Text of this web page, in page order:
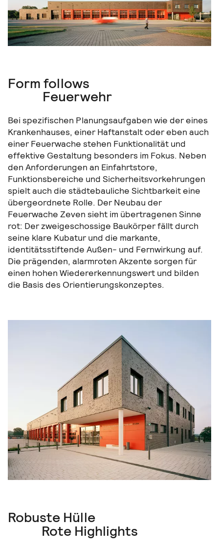
Form follows
Feuerwehr
Bei spezifischen Planungsaufgaben wie der eines
Krankenhauses, einer Haftanstalt oder eben auch
einer Feuerwache stehen Funktionalität und
effektive Gestaltung besonders im Fokus. Neben
den Anforderungen an Einfahrtstore,
Funktionsbereiche und Sicherheitsvorkehrungen
spielt auch die städtebauliche Sichtbarkeit eine
übergeordnete Rolle. Der Neubau der
Feuerwache Zeven sieht im übertragenen Sinne
rot: Der zweigeschossige Baukörper fällt durch
seine klare Kubatur und die markante,
identitätsstiftende Außen- und Fernwirkung auf.
Die prägenden, alarmroten Akzente sorgen für
einen hohen Wiedererkennungswert und bilden
die Basis des Orientierungskonzeptes.
Robuste Hülle
Rote Highlights